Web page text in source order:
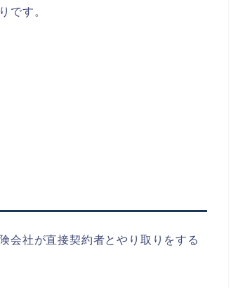
です。
会社が直接契約者とやり取りをする